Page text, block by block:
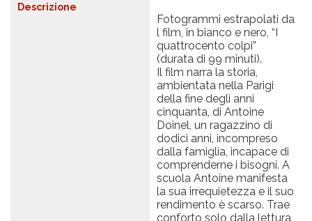
Descrizione
Fotogrammi estrapolati da
l film, in bianco e nero, “I
quattrocento colpi”
(durata di 99 minuti).
Il film narra la storia,
ambientata nella Parigi
della fine degli anni
cinquanta, di Antoine
Doinel, un ragazzino di
dodici anni, incompreso
dalla famiglia, incapace di
comprenderne i bisogni. A
scuola Antoine manifesta
la sua irrequietezza e il suo
rendimento è scarso. Trae
conforto solo dalla lettura